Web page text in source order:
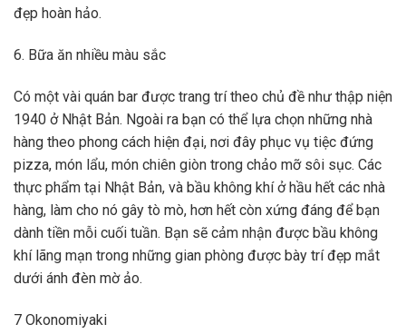
đẹp hoàn hảo.
6. Bữa ăn nhiều màu sắc
Có một vài quán bar được trang trí theo chủ đề như thập niện
1940 ở Nhật Bản. Ngoài ra bạn có thể lựa chọn những nhà
hàng theo phong cách hiện đại, nơi đây phục vụ tiệc đứng
pizza, món lẩu, món chiên giòn trong chảo mỡ sôi sục. Các
thực phẩm tại Nhật Bản, và bầu không khí ở hầu hết các nhà
hàng, làm cho nó gây tò mò, hơn hết còn xứng đáng để bạn
dành tiền mỗi cuối tuần. Bạn sẽ cảm nhận được bầu không
khí lãng mạn trong những gian phòng được bày trí đẹp mắt
dưới ánh đèn mờ ảo.
7 Okonomiyaki